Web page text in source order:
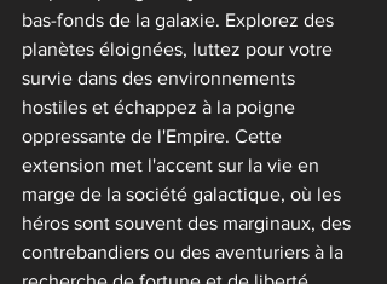
bas-fonds de la galaxie. Explorez des
planètes éloignées, luttez pour votre
survie dans des environnements
hostiles et échappez à la poigne
oppressante de l'Empire. Cette
extension met l'accent sur la vie en
marge de la société galactique, où les
héros sont souvent des marginaux, des
contrebandiers ou des aventuriers à la